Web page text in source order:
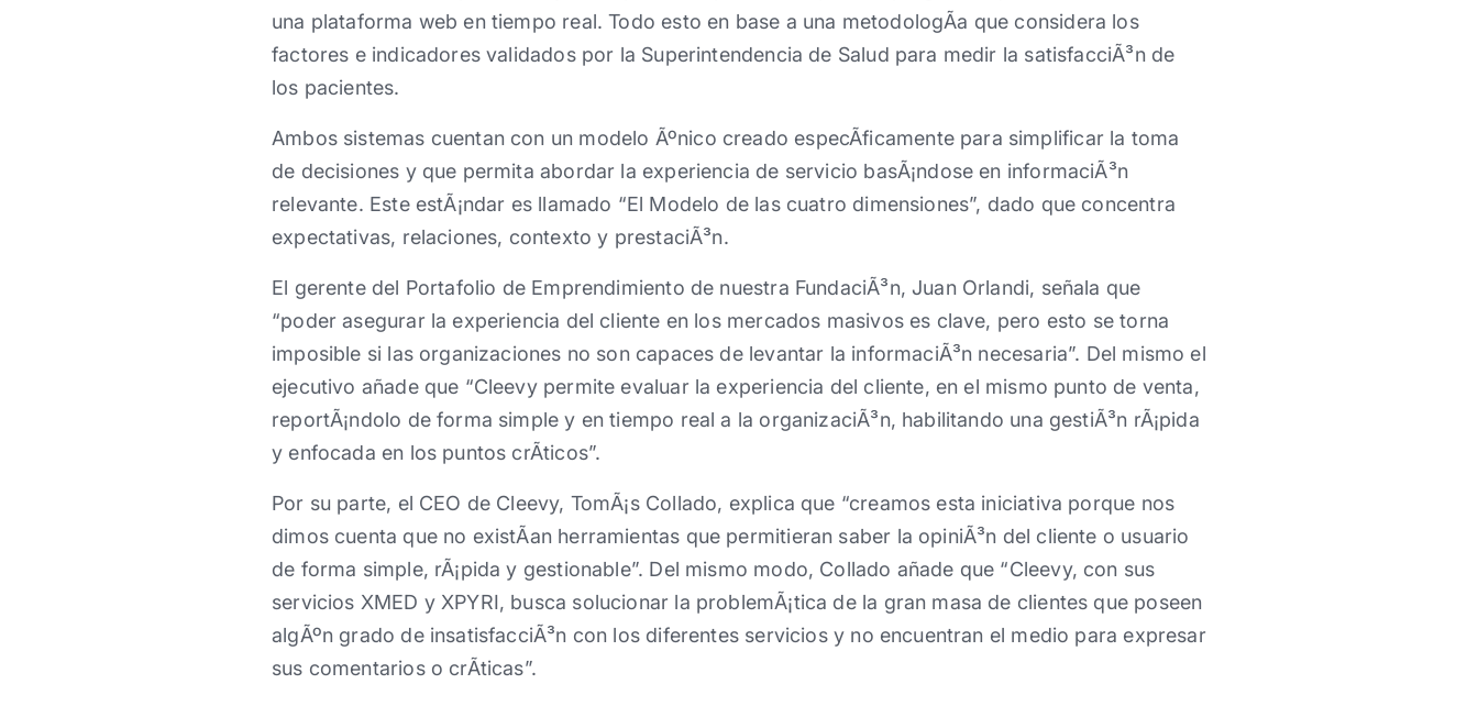
una plataforma web en tiempo real. Todo esto en base a una metodologÃ­a que considera los
factores e indicadores validados por la Superintendencia de Salud para medir la satisfacciÃ³n de
los pacientes.
Ambos sistemas cuentan con un modelo Ãºnico creado especÃ­ficamente para simplificar la toma
de decisiones y que permita abordar la experiencia de servicio basÃ¡ndose en informaciÃ³n
relevante. Este estÃ¡ndar es llamado “El Modelo de las cuatro dimensiones”, dado que concentra
expectativas, relaciones, contexto y prestaciÃ³n.
El gerente del Portafolio de Emprendimiento de nuestra FundaciÃ³n, Juan Orlandi, señala que
“poder asegurar la experiencia del cliente en los mercados masivos es clave, pero esto se torna
imposible si las organizaciones no son capaces de levantar la informaciÃ³n necesaria”. Del mismo el
ejecutivo añade que “Cleevy permite evaluar la experiencia del cliente, en el mismo punto de venta,
reportÃ¡ndolo de forma simple y en tiempo real a la organizaciÃ³n, habilitando una gestiÃ³n rÃ¡pida
y enfocada en los puntos crÃ­ticos”.
Por su parte, el CEO de Cleevy, TomÃ¡s Collado, explica que “creamos esta iniciativa porque nos
dimos cuenta que no existÃ­an herramientas que permitieran saber la opiniÃ³n del cliente o usuario
de forma simple, rÃ¡pida y gestionable”. Del mismo modo, Collado añade que “Cleevy, con sus
servicios XMED y XPYRI, busca solucionar la problemÃ¡tica de la gran masa de clientes que poseen
algÃºn grado de insatisfacciÃ³n con los diferentes servicios y no encuentran el medio para expresar
sus comentarios o crÃ­ticas”.